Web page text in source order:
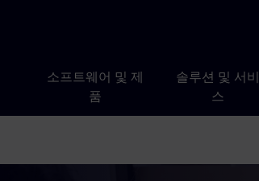
소프트웨어 및 제
품
솔루션 및 서비
스